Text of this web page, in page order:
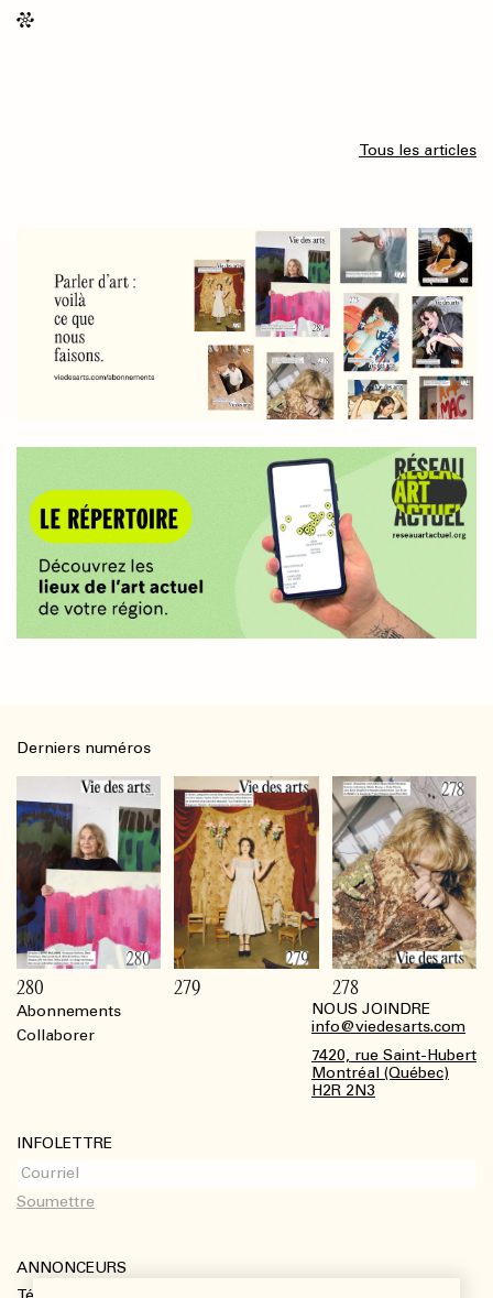
Tous les articles
Abonnements
Collaborer
NOUS JOINDRE
info@viedesarts.com
7420, rue Saint-Hubert
Montréal (Québec)
H2R 2N3
INFOLETTRE
ANNONCEURS
Derniers numéros
280 279 278